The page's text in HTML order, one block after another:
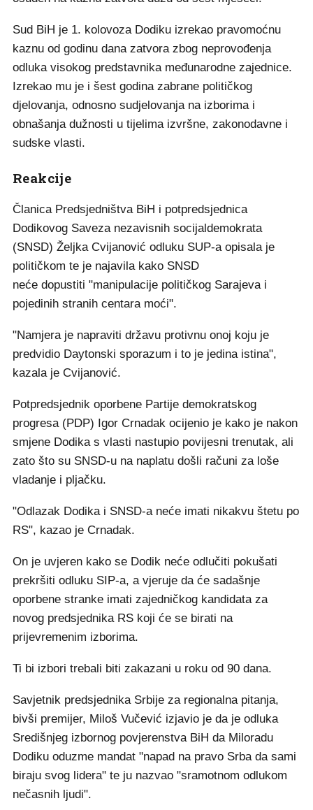
Sud BiH je 1. kolovoza Dodiku izrekao pravomoćnu
kaznu od godinu dana zatvora zbog neprovođenja
odluka visokog predstavnika međunarodne zajednice.
Izrekao mu je i šest godina zabrane političkog
djelovanja, odnosno sudjelovanja na izborima i
obnašanja dužnosti u tijelima izvršne, zakonodavne i
sudske vlasti.
Reakcije
Članica Predsjedništva BiH i potpredsjednica
Dodikovog Saveza nezavisnih socijaldemokrata
(SNSD) Željka Cvijanović odluku SUP-a opisala je
političkom te je najavila kako SNSD
neće dopustiti "manipulacije političkog Sarajeva i
pojedinih stranih centara moći".
"Namjera je napraviti državu protivnu onoj koju je
predvidio Daytonski sporazum i to je jedina istina",
kazala je Cvijanović.
Potpredsjednik oporbene Partije demokratskog
progresa (PDP) Igor Crnadak ocijenio je kako je nakon
smjene Dodika s vlasti nastupio povijesni trenutak, ali
zato što su SNSD-u na naplatu došli računi za loše
vladanje i pljačku.
"Odlazak Dodika i SNSD-a neće imati nikakvu štetu po
RS", kazao je Crnadak.
On je uvjeren kako se Dodik neće odlučiti pokušati
prekršiti odluku SIP-a, a vjeruje da će sadašnje
oporbene stranke imati zajedničkog kandidata za
novog predsjednika RS koji će se birati na
prijevremenim izborima.
Ti bi izbori trebali biti zakazani u roku od 90 dana.
Savjetnik predsjednika Srbije za regionalna pitanja,
bivši premijer, Miloš Vučević izjavio je da je odluka
Središnjeg izbornog povjerenstva BiH da Miloradu
Dodiku oduzme mandat "napad na pravo Srba da sami
biraju svog lidera" te ju nazvao "sramotnom odlukom
nečasnih ljudi".